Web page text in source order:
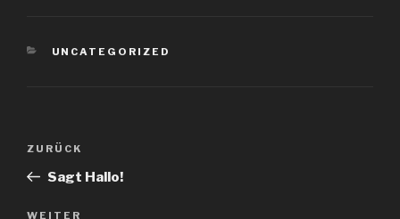
KATEGORIEN
UNCATEGORIZED
Beitragsnavigation
Vorheriger
Beitrag
ZURÜCK
Sagt Hallo!
WEITER